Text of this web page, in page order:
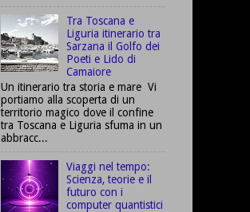
Tra Toscana e
Liguria itinerario tra
Sarzana il Golfo dei
Poeti e Lido di
Camaiore
Un itinerario tra storia e mare Vi
portiamo alla scoperta di un
territorio magico dove il confine
tra Toscana e Liguria sfuma in un
abbracc...
Viaggi nel tempo:
Scienza, teorie e il
futuro con i
computer quantistici